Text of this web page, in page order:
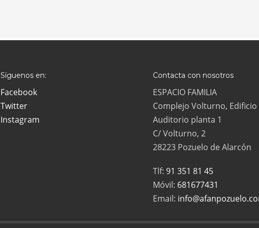
Síguenos en:
Facebook
Twitter
Instagram
Contacta con nosotros
ESPACIO FAMILIA
Complejo Volturno, Edificio
Auditorio planta 1
C/ Volturno, 2
28223 Pozuelo de Alarcón
Tlf: 91 351 81 45
Móvil: 681677431
Email: